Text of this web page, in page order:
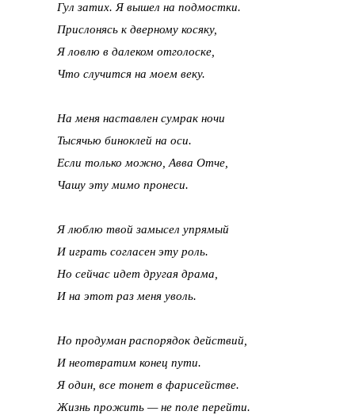
Гул затих. Я вышел на подмостки.
Прислонясь к дверному косяку,
Я ловлю в далеком отголоске,
Что случится на моем веку.
На меня наставлен сумрак ночи
Тысячью биноклей на оси.
Если только можно, Aвва Oтче,
Чашу эту мимо пронеси.
Я люблю твой замысел упрямый
И играть согласен эту роль.
Но сейчас идет другая драма,
И на этот раз меня уволь.
Но продуман распорядок действий,
И неотвратим конец пути.
Я один, все тонет в фарисействе.
Жизнь прожить — не поле перейти.